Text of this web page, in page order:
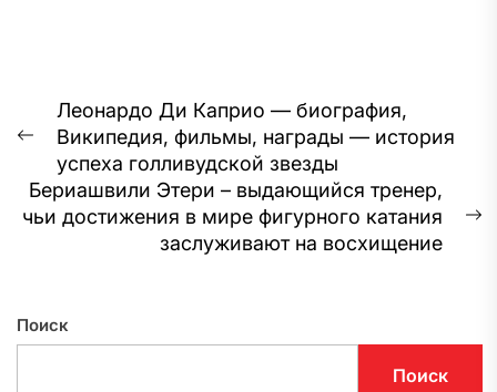
Навигация
по
записям
Предыдущая
запись:
Леонардо Ди Каприо — биография,
Википедия, фильмы, награды — история
успеха голливудской звезды
Бериашвили Этери – выдающийся тренер,
чьи достижения в мире фигурного катания
заслуживают на восхищение
Поиск
Поиск